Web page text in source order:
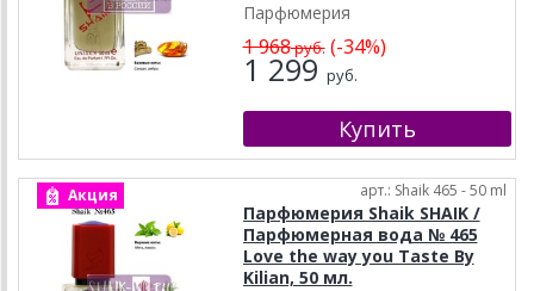
Парфюмерия
1 968руб.(-34%)
1 299 руб.
Акция арт.: Shaik 465 - 50 ml
Парфюмерия Shaik SHAIK /
Парфюмерная вода № 465
Love the way you Taste By
Kilian, 50 мл.